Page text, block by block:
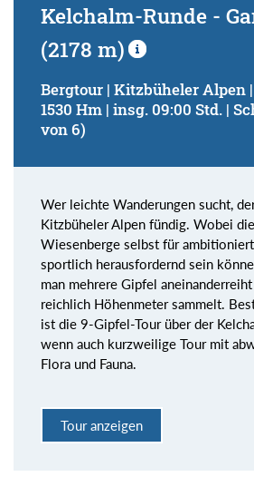
Kelchalm-Runde -
(2178 m)
Bergtour | Kitzbüheler Alpen
1530 Hm | insg. 09:00 Std. |
von 6)
Wer leichte Wanderungen sucht,
Kitzbüheler Alpen fündig. Wobei
Wiesenberge selbst für
sportlich herausfordernd sein
man mehrere Gipfel
reichlich Höhenmeter sammelt.
ist die 9-Gipfel-Tour über der
wenn auch kurzweilige Tour mit
Flora und Fauna.
Tour anzeigen